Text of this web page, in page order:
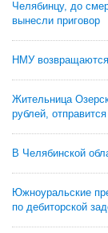
Челябинцу, до
вынесли приговор
НМУ
Жительница
рублей,
В Челябинской
Южноуральские
по дебиторской